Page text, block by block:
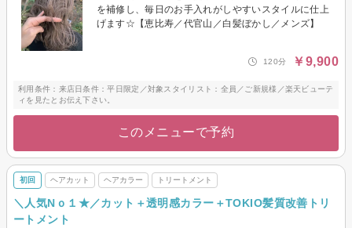
を補修し、毎日のお手入れがしやすいスタイルに仕上
げます☆【恵比寿／代官山／白髪ぼかし／メンズ】
120分 ￥9,900
利用条件：来店日条件：平日限定／対象スタイリスト：全員／ご新規様／楽天ビューテ
ィを見たとお伝え下さい。
このメニューで予約
初回 ヘアカット ヘアカラー トリートメント
＼人気Nｏ１★／カット＋透明感カラー＋TOKIO髪質改善トリ
ートメント